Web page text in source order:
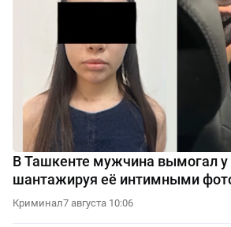
В Ташкенте мужчина вымогал у
шантажируя её интимными
Криминал7 августа 10:06